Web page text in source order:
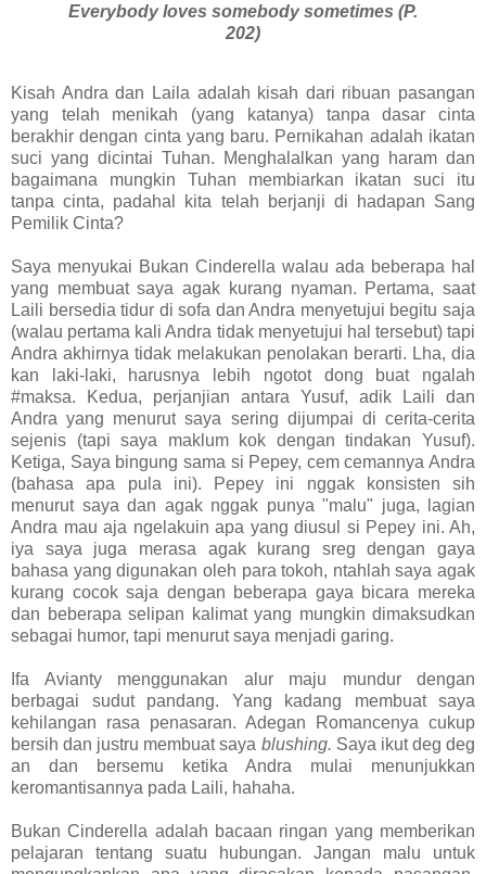
Everybody loves somebody sometimes (P.
202)
Kisah Andra dan Laila adalah kisah dari ribuan pasangan
yang telah menikah (yang katanya) tanpa dasar cinta
berakhir dengan cinta yang baru. Pernikahan adalah ikatan
suci yang dicintai Tuhan. Menghalalkan yang haram dan
bagaimana mungkin Tuhan membiarkan ikatan suci itu
tanpa cinta, padahal kita telah berjanji di hadapan Sang
Pemilik Cinta?
Saya menyukai Bukan Cinderella walau ada beberapa hal
yang membuat saya agak kurang nyaman. Pertama, saat
Laili bersedia tidur di sofa dan Andra menyetujui begitu saja
(walau pertama kali Andra tidak menyetujui hal tersebut) tapi
Andra akhirnya tidak melakukan penolakan berarti. Lha, dia
kan laki-laki, harusnya lebih ngotot dong buat ngalah
#maksa. Kedua, perjanjian antara Yusuf, adik Laili dan
Andra yang menurut saya sering dijumpai di cerita-cerita
sejenis (tapi saya maklum kok dengan tindakan Yusuf).
Ketiga, Saya bingung sama si Pepey, cem cemannya Andra
(bahasa apa pula ini). Pepey ini nggak konsisten sih
menurut saya dan agak nggak punya "malu" juga, lagian
Andra mau aja ngelakuin apa yang diusul si Pepey ini. Ah,
iya saya juga merasa agak kurang sreg dengan gaya
bahasa yang digunakan oleh para tokoh, ntahlah saya agak
kurang cocok saja dengan beberapa gaya bicara mereka
dan beberapa selipan kalimat yang mungkin dimaksudkan
sebagai humor, tapi menurut saya menjadi garing.
Ifa Avianty menggunakan alur maju mundur dengan
berbagai sudut pandang. Yang kadang membuat saya
kehilangan rasa penasaran. Adegan Romancenya cukup
bersih dan justru membuat saya blushing. Saya ikut deg deg
an dan bersemu ketika Andra mulai menunjukkan
keromantisannya pada Laili, hahaha.
Bukan Cinderella adalah bacaan ringan yang memberikan
pelajaran tentang suatu hubungan. Jangan malu untuk